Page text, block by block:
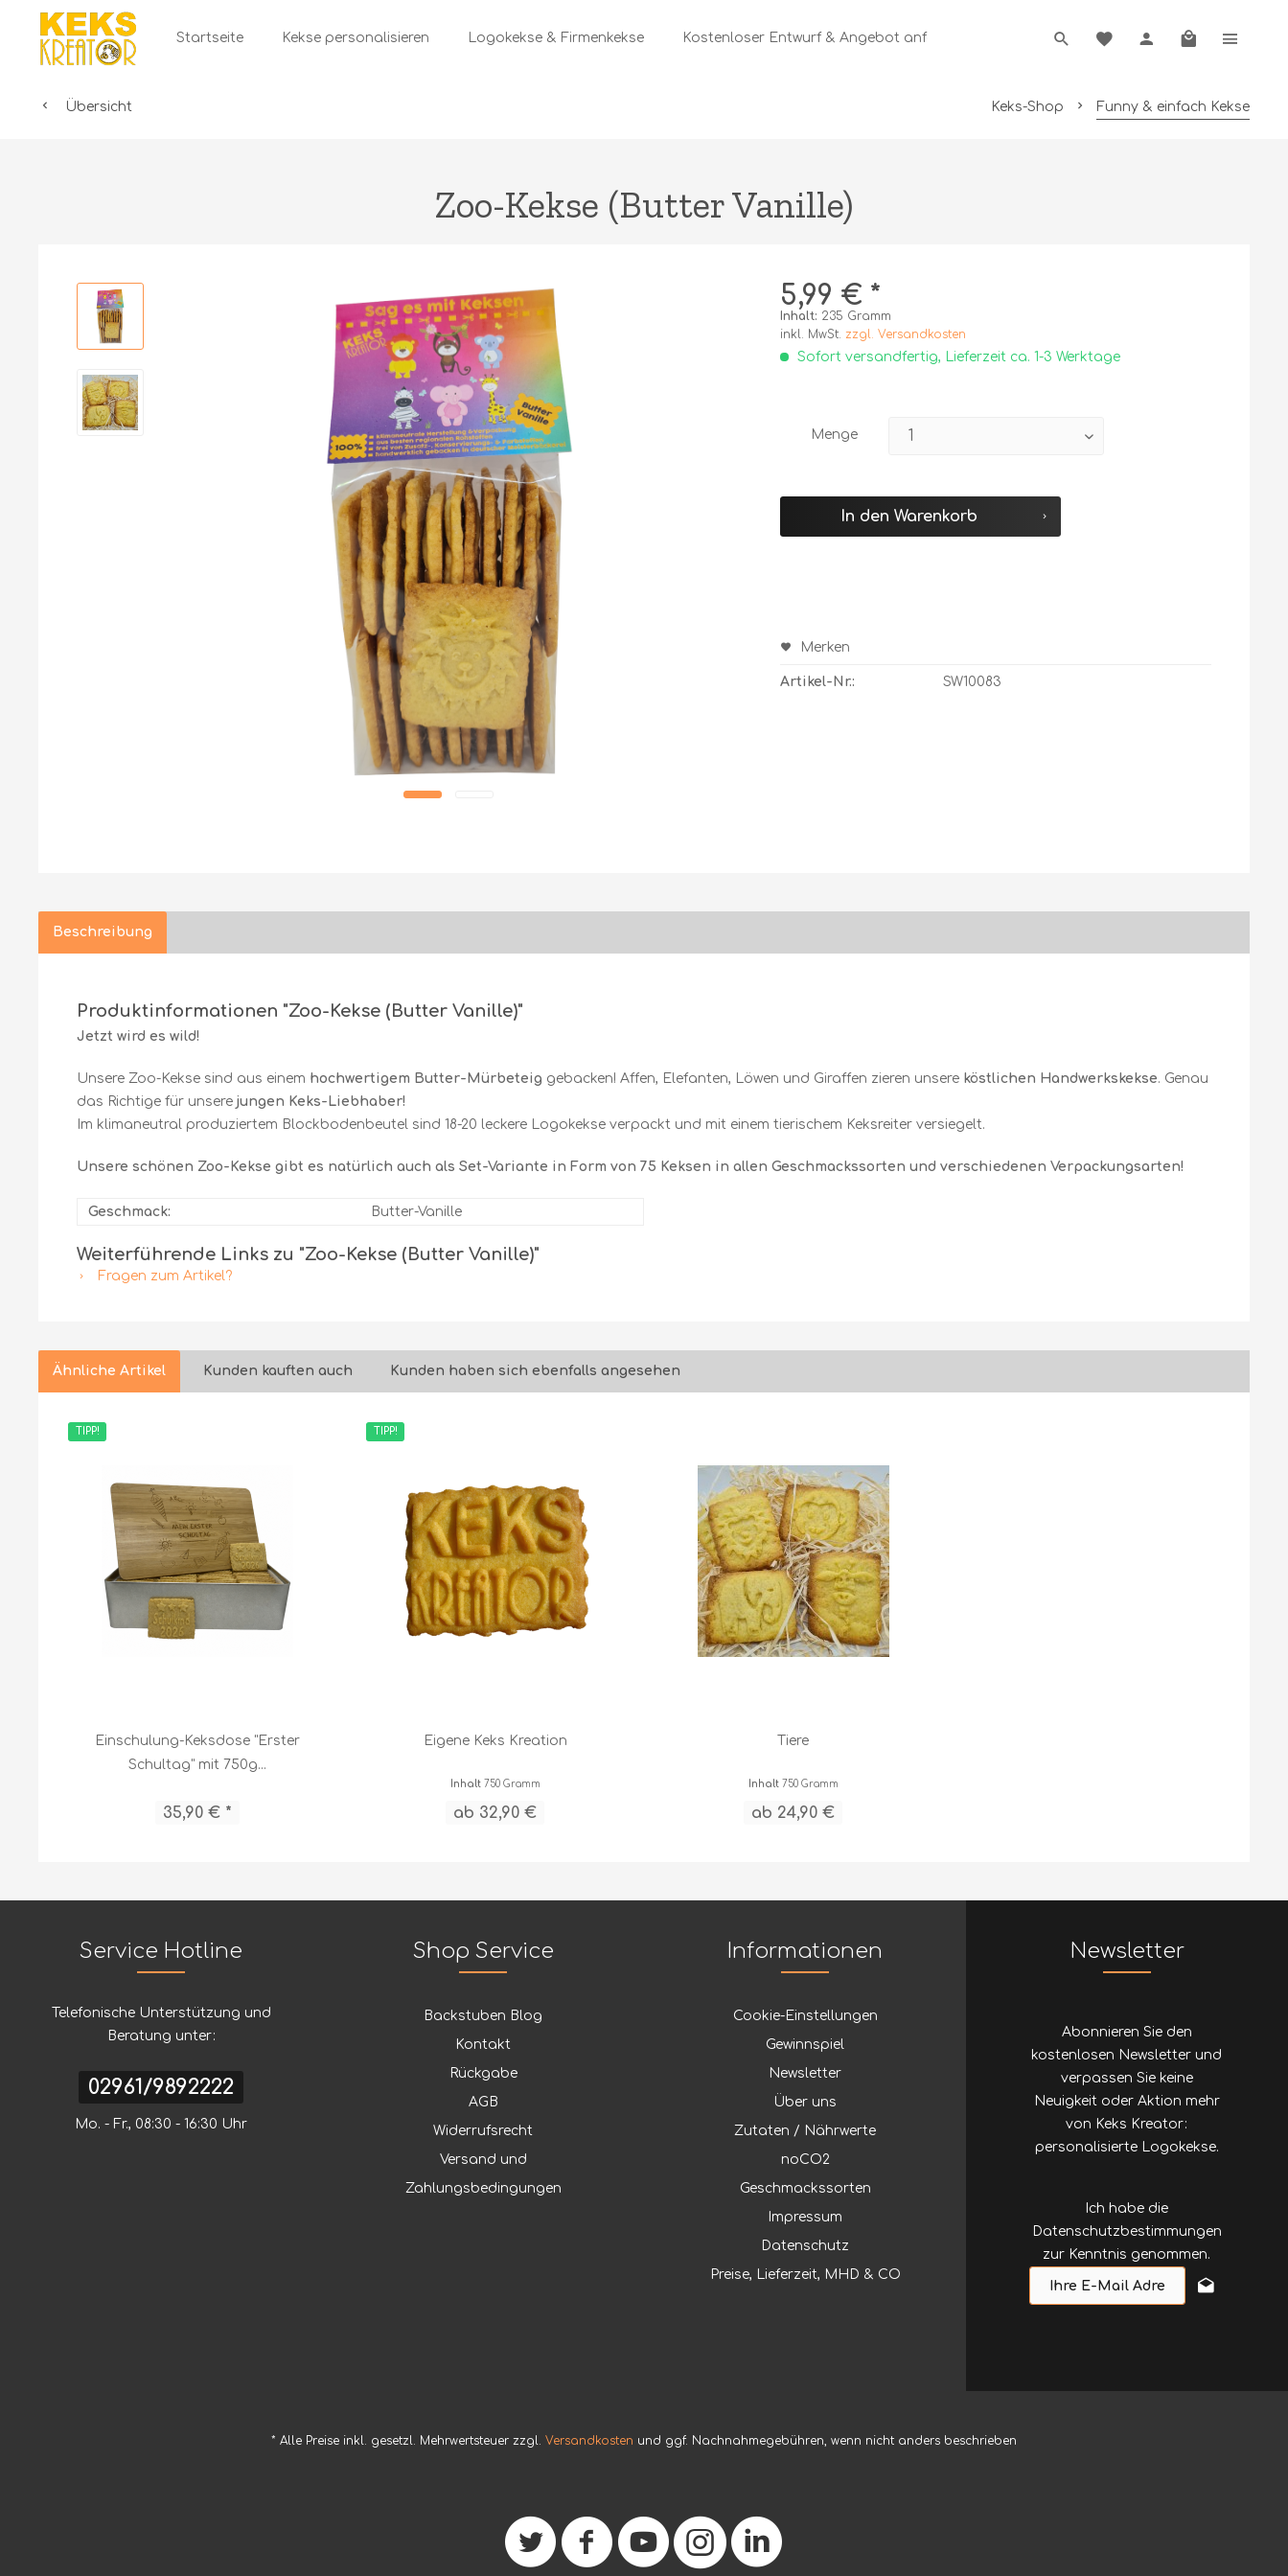
Startseite Kekse personalisieren Logokekse & Firmenkekse Kostenloser Entwurf & Angebot anfordern
Übersicht Keks-Shop Funny & einfach Kekse
Zoo-Kekse (Butter Vanille)
5,99 € *
Inhalt: 235 Gramm
inkl. MwSt.zzgl. Versandkosten
Sofort versandfertig, Lieferzeit ca. 1-3 Werktage
Menge
In den Warenkorb
Merken
Artikel-Nr.: SW10083
Beschreibung
Produktinformationen "Zoo-Kekse (Butter Vanille)"
Jetzt wird es wild!
Unsere Zoo-Kekse sind aus einem hochwertigem Butter-Mürbeteig gebacken! Affen, Elefanten, Löwen und Giraffen zieren unsere köstlichen Handwerkskekse. Genau
das Richtige für unsere jungen Keks-Liebhaber!
Im klimaneutral produziertem Blockbodenbeutel sind 18-20 leckere Logokekse verpackt und mit einem tierischem Keksreiter versiegelt.
Unsere schönen Zoo-Kekse gibt es natürlich auch als Set-Variante in Form von 75 Keksen in allen Geschmackssorten und verschiedenen Verpackungsarten!
Geschmack: Butter-Vanille
Weiterführende Links zu "Zoo-Kekse (Butter Vanille)"
Fragen zum Artikel?
Ähnliche Artikel Kunden kauften auch Kunden haben sich ebenfalls angesehen
TIPP!
Einschulung-Keksdose "Erster
Schultag" mit 750g...
35,90 € *
TIPP!
Eigene Keks Kreation
Inhalt 750 Gramm
ab 32,90 €
Tiere
Inhalt 750 Gramm
ab 24,90 €
Service Hotline
Telefonische Unterstützung und
Beratung unter:
02961/9892222
Mo. - Fr., 08:30 - 16:30 Uhr
Shop Service
Backstuben Blog
Kontakt
Rückgabe
AGB
Widerrufsrecht
Versand und
Zahlungsbedingungen
Informationen
Cookie-Einstellungen
Gewinnspiel
Newsletter
Über uns
Zutaten / Nährwerte
noCO2
Geschmackssorten
Impressum
Datenschutz
Preise, Lieferzeit, MHD & CO
Newsletter
Abonnieren Sie den
kostenlosen Newsletter und
verpassen Sie keine
Neuigkeit oder Aktion mehr
von Keks Kreator:
personalisierte Logokekse.
Ich habe die
Datenschutzbestimmungen
zur Kenntnis genommen.
* Alle Preise inkl. gesetzl. Mehrwertsteuer zzgl. Versandkosten und ggf. Nachnahmegebühren, wenn nicht anders beschrieben